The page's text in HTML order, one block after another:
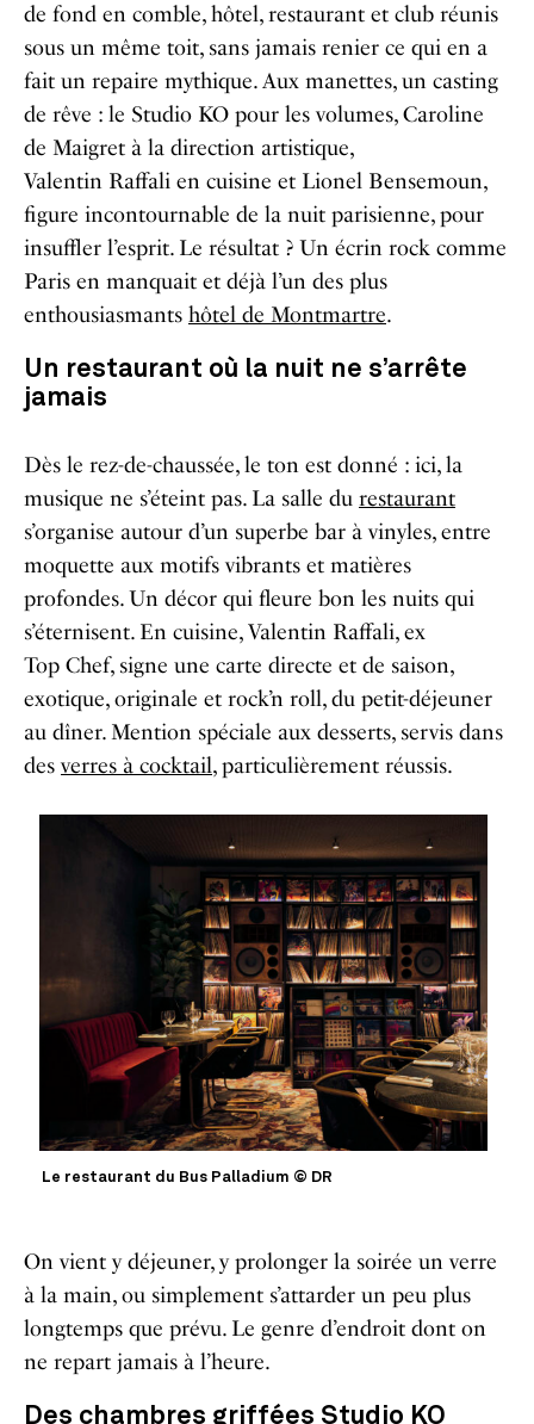
de fond en comble, hôtel, restaurant et club réunis
sous un même toit, sans jamais renier ce qui en a
fait un repaire mythique. Aux manettes, un casting
de rêve : le Studio KO pour les volumes, Caroline
de Maigret à la direction artistique,
Valentin Raffali en cuisine et Lionel Bensemoun,
figure incontournable de la nuit parisienne, pour
insuffler l’esprit. Le résultat ? Un écrin rock comme
Paris en manquait et déjà l’un des plus
enthousiasmants hôtel de Montmartre.
Un restaurant où la nuit ne s’arrête
jamais
Dès le rez-de-chaussée, le ton est donné : ici, la
musique ne s’éteint pas. La salle du restaurant
s’organise autour d’un superbe bar à vinyles, entre
moquette aux motifs vibrants et matières
profondes. Un décor qui fleure bon les nuits qui
s’éternisent. En cuisine, Valentin Raffali, ex
Top Chef, signe une carte directe et de saison,
exotique, originale et rock’n roll, du petit-déjeuner
au dîner. Mention spéciale aux desserts, servis dans
desverres à cocktail, particulièrement réussis.
Le restaurant du Bus Palladium © DR
On vient y déjeuner, y prolonger la soirée un verre
à la main, ou simplement s’attarder un peu plus
longtemps que prévu. Le genre d’endroit dont on
ne repart jamais à l’heure.
Des chambres griffées Studio KO